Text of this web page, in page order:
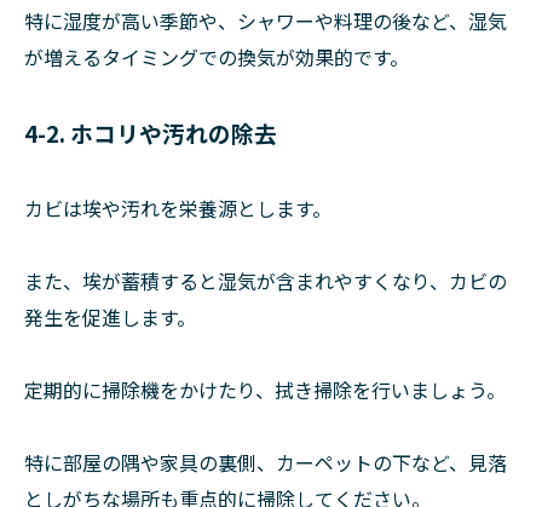
特に湿度が高い季節や、シャワーや料理の後など、湿気
が増えるタイミングでの換気が効果的です。
4-2. ホコリや汚れの除去
カビは埃や汚れを栄養源とします。
また、埃が蓄積すると湿気が含まれやすくなり、カビの
発生を促進します。
定期的に掃除機をかけたり、拭き掃除を行いましょう。
特に部屋の隅や家具の裏側、カーペットの下など、見落
としがちな場所も重点的に掃除してください。